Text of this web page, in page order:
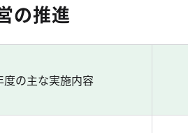
の推進
度の主な実施内容